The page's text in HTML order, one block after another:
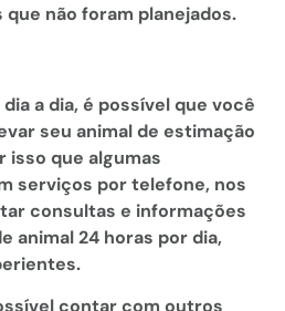
não foram planejados.
a dia, é possível que você
seu animal de estimação
isso que algumas
serviços por telefone, nos
consultas e informações
animal 24 horas por dia,